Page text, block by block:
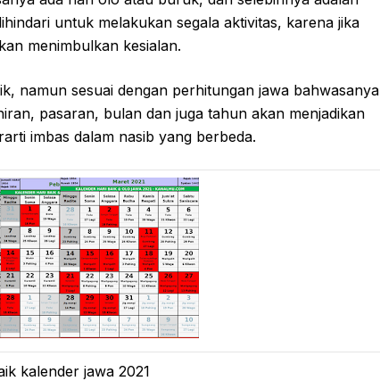
untuk melakukan segala aktivitas, karena jika
menimbulkan kesialan.
namun sesuai dengan perhitungan jawa bahwasanya
pasaran, bulan dan juga tahun akan menjadikan
imbas dalam nasib yang berbeda.
kalender jawa 2021